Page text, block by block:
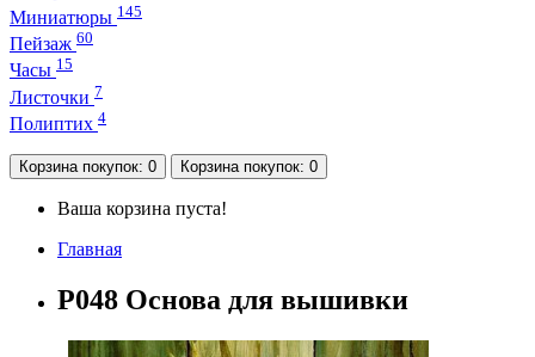
Миниатюры 145
Пейзаж 60
Часы 15
Листочки 7
Полиптих 4
Корзинапокупок: 0 Корзинапокупок: 0
Ваша корзина пуста!
Главная
P048 Основа для вышивки